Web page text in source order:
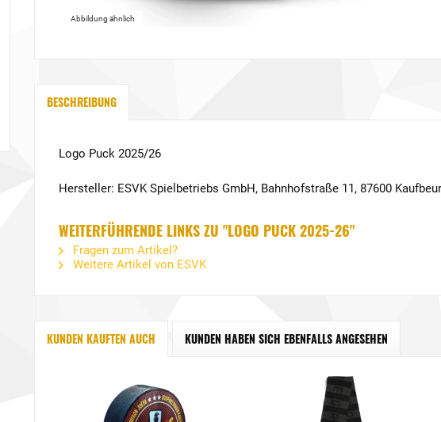
Abbildung ähnlich
BESCHREIBUNG
Logo Puck 2025/26
Hersteller: ESVK Spielbetriebs GmbH, Bahnhofstraße 11, 87600
WEITERFÜHRENDE LINKS ZU "LOGO PUCK 2025-26"
Fragen zum Artikel?
Weitere Artikel von ESVK
KUNDEN KAUFTEN AUCH KUNDEN HABEN SICH EBENFALLS ANGESEHEN